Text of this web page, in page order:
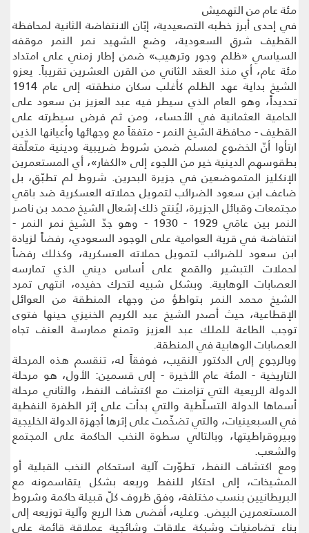
مئة عام من التهميش
في إحدى أبرز خطبه التصعيدية، إبّان الانتفاضة الثانية لمحافظة
القطيف شرق السعودية، وضع الشهيد نمر النمر موقفه
السياسي «ظلم وجور وترهيب» ضمن إطار زمني على امتداد
مئة عام، أي منذ العقد الثاني من القرن العشرين تقريباً. يعزو
الشيخ بداية عهد الظلم كأغلب سكان منطقته إلى عام 1914
تحديداً، وهو العام الذي سيطر فيه عبد العزيز بن سعود على
الحامية العثمانية في الأحساء، ومن ثم فرض سيطرته على
القطيف - محافظة الشيخ النمر - متفقاً مع وجهائها وأعيانها الذين
ارتأوا أنّ الخضوع لمسلم ضمن شروط ضريبية ودينية متعلّقة
بطقوسهم الدينية خير من اللجوء إلى «الكفار»، أي المستعمرين
الإنكليز المتموضعين في جزيرة البحرين. شروط لم تطبّق، بل
ضاعف ابن سعود الضرائب لتمويل حملاته العسكرية ضد باقي
مجتمعات وقبائل الجزيرة، ليُنتج ذلك إشعال الشيخ محمد بن ناصر
النمر بين عامَي 1929 - 1930 - وهو جدّ الشيخ نمر النمر -
انتفاضة في قرية العوامية على الوجود السعودي، رفضاً لزيادة
ابن سعود للضرائب لتمويل حملاته العسكرية، وكذلك رفضاً
لحملات التبشير والقمع على أساس ديني الذي تمارسه
العصابات الوهابية. وبشكل شبيه لتحرك حفيده، انتهى تمرد
الشيخ محمد النمر بتواطؤ من وجهاء المنطقة من العوائل
الإقطاعية، حيث أصدر الشيخ عبد الكريم الخنيزي حينها فتوى
توجب الطاعة للملك عبد العزيز وتمنع ممارسة العنف تجاه
العصابات الوهابية في المنطقة.
وبالرجوع إلى الدكتور النقيب، فوفقاً له، تنقسم هذه المرحلة
التاريخية - المئة عام الأخيرة - إلى قسمين: الأول، هو مرحلة
الدولة الريعية التي تزامنت مع اكتشاف النفط، والثاني مرحلة
أسماها الدولة التسلّطية والتي بدأت على إثر الطفرة النفطية
في السبعينيات، والتي تضخّمت على إثرها أجهزة الدولة الخليجية
وبيروقراطيتها، وبالتالي سطوة النخب الحاكمة على المجتمع
والشعب.
ومع اكتشاف النفط، تطوّرت آلية استحكام النخب القبلية أو
المشيخات، إلى احتكار للنفط وريعه بشكل يتقاسمونه مع
البريطانيين بنسب مختلفة، وفق ظروف كلّ قبيلة حاكمة وشروط
المستعمرين البيض. وعليه، أفضى هذا الريع وآلية توزيعه إلى
بناء تضامنيات وشبكة علاقات وشائجية عملاقة قائمة على